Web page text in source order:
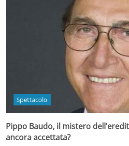
Spettacolo
Pippo Baudo, il mistero
ancora accettata?